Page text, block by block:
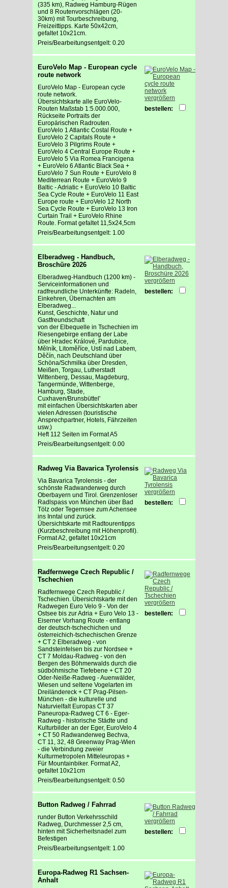
(335 km), Radweg Hamburg-Rügen
und 8 Routenvorschlägen (20-
30km) mit Tourbeschreibung,
Freizeittipps. Karte 50x42cm,
gefaltet 10x21cm.
Preis/Bearbeitungsentgelt: 0.20
EuroVelo Map - European cycle
route network
EuroVelo Map - European cycle
route network.
Übersichtskarte alle EuroVelo-
Routen Maßstab 1:5.000.000,
Rückseite Portraits der
Europärischen Radrouten.
EuroVelo 1 Atlantic Costal Route +
EuroVelo 2 Capitals Route +
EuroVelo 3 Pilgrims Route +
EuroVelo 4 Central Europe Route +
EuroVelo 5 Via Romea Francigena
+ EuroVelo 6 Atlantic Black Sea +
EuroVelo 7 Sun Route + EuroVelo 8
Mediterrean Route + EuroVelo 9
Baltic - Adriatic + EuroVelo 10 Baltic
Sea Cycle Route + EuroVelo 11 East
Europe route + EuroVelo 12 North
Sea Cycle Route + EuroVelo 13 Iron
Curtain Trail + EuroVelo Rhine
Route. Format gefaltet 11,5x24,5cm
Preis/Bearbeitungsentgelt: 1.00
vergrößern
bestellen:
Elberadweg - Handbuch,
Broschüre 2026
Elberadweg-Handbuch (1200 km) -
Serviceinformationen und
radfreundliche Unterkünfte: Radeln,
Einkehren, Übernachten am
Elberadweg...
Kunst, Geschichte, Natur und
Gastfreundschaft
von der Elbequelle in Tschechien im
Riesengebirge entlang der Labe
über Hradec Králové, Pardubice,
Mělník, Litoměříce, Ustí nad Labem,
Děčín, nach Deutschland über
Schöna/Schmilka über Dresden,
Meißen, Torgau, Lutherstadt
Wittenberg, Dessau, Magdeburg,
Tangermünde, Wittenberge,
Hamburg, Stade,
Cuxhaven/Brunsbüttel'
mit einfachen Übersichtskarten aber
vielen Adressen (touristische
Ansprechpartner, Hotels, Fährzeiten
usw.)
Heft 112 Seiten im Format A5
Preis/Bearbeitungsentgelt: 0.00
vergrößern
bestellen:
Radweg Via Bavarica Tyrolensis
Via Bavarica Tyrolensis - der
schönste Radwanderweg durch
Oberbayern und Tirol. Grenzenloser
Radlspass von München über Bad
Tölz oder Tegernsee zum Achensee
ins Inntal und zurück.
Übersichtskarte mit Radtourentipps
(Kurzbeschreibung mit Höhenprofil).
Format A2, gefaltet 10x21cm
Preis/Bearbeitungsentgelt: 0.20
vergrößern
bestellen:
Radfernwege Czech Republic /
Tschechien
Radfernwege Czech Republic /
Tschechien. Übersichtskarte mit den
Radwegen Euro Velo 9 - Von der
Ostsee bis zur Adria + Euro Velo 13 -
Eiserner Vorhang Route - entlang
der deutsch-tschechichen und
österreichich-tschechischen Grenze
+ CT 2 Elberadweg - von
Sandsteinfelsen bis zur Nordsee +
CT 7 Moldau-Radweg - von den
Bergen des Böhmerwalds durch die
südböhmische Tiefebene + CT 20
Oder-Neiße-Radweg - Auenwälder,
Wiesen und seltene Vogelarten im
Dreiländereck + CT Prag-Pilsen-
München - die kulturelle und
Naturvielfalt Europas CT 37
Paneuropa-Radweg CT 6 - Eger-
Radweg - historische Städte und
Kulturbilder an der Eger, EuroVelo 4
+ CT 50 Radwanderweg Bechva,
CT 11, 32, 48 Greenway Prag-Wien
- die Verbindung zweier
Kulturmetropolen Mitteleuropas +
Für Mountainbiker. Format A2,
gefaltet 10x21cm
Preis/Bearbeitungsentgelt: 0.50
vergrößern
bestellen:
Button Radweg / Fahrrad
runder Button Verkehrsschild
Radweg, Durchmesser 2,5 cm,
hinten mit Sicherheitsnadel zum
Befestigen
Preis/Bearbeitungsentgelt: 1.00
vergrößern
bestellen:
Europa-Radweg R1 Sachsen-
Anhalt